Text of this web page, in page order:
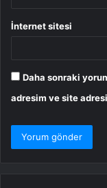
İnternet sitesi
Daha sonraki
adresim ve site